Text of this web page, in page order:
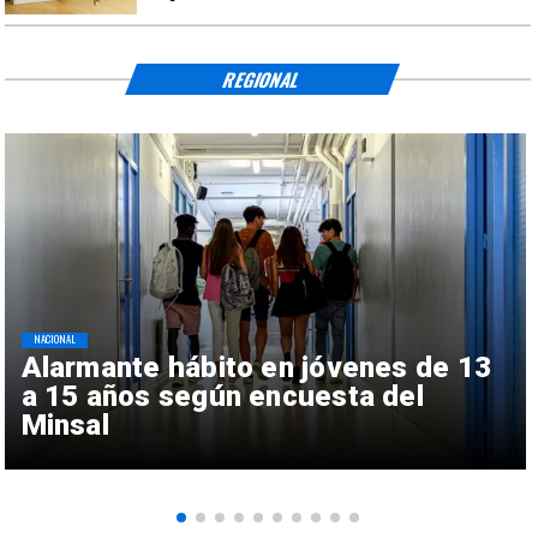
Alarmante hábito en jóvenes de 13
a 15 años según encuesta del
Minsal
NACIONAL
REGIONAL